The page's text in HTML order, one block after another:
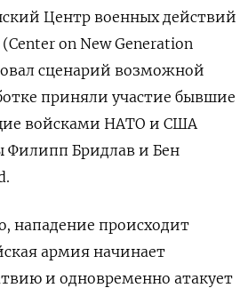
Центр военных действий
on New Generation
сценарий возможной
приняли участие бывшие
войсками НАТО и США
Филипп Бридлав и Бен
нападение происходит
армия начинает
и одновременно атакует